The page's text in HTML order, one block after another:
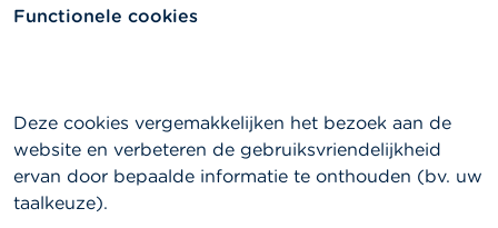
Functionele cookies
Deze cookies vergemakkelijken het bezoek aan de
website en verbeteren de gebruiksvriendelijkheid
ervan door bepaalde informatie te onthouden (bv. uw
taalkeuze).